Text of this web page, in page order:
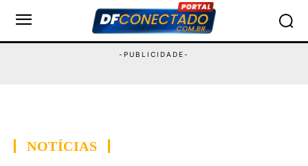
NOTÍCIAS